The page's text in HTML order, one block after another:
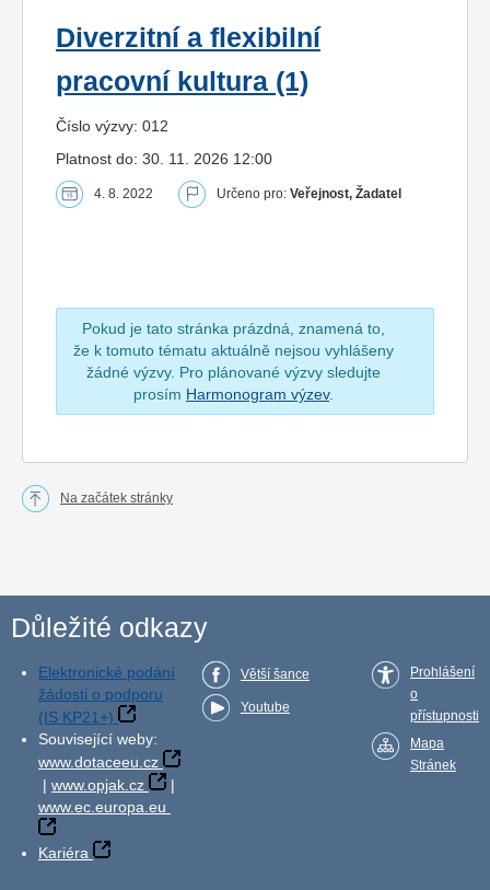
Diverzitní a flexibilní
pracovní kultura (1)
Číslo výzvy: 012
Platnost do: 30. 11. 2026 12:00
4. 8. 2022 Určeno pro: Veřejnost, Žadatel
Pokud je tato stránka prázdná, znamená to,
že k tomuto tématu aktuálně nejsou vyhlášeny
žádné výzvy. Pro plánované výzvy sledujte
prosím Harmonogram výzev.
Na začátek stránky
Důležité odkazy
Elektronické podání
žádosti o podporu
(IS KP21+)
Související weby:
www.dotaceeu.cz
| www.opjak.cz
|
www.ec.europa.eu
Kariéra
Větší šance
Youtube
Prohlášení
o
přístupnosti
Mapa
Stránek